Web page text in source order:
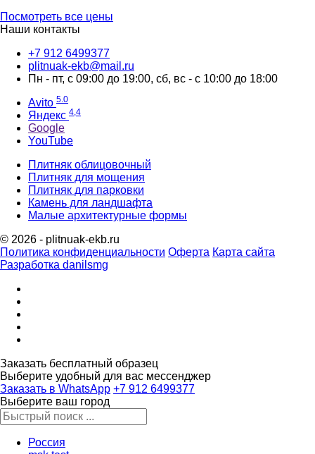
Посмотреть все цены
Наши контакты
‪+7 912 6499377‬
plitnuak-ekb@mail.ru
Пн - пт, с 09:00 до 19:00, сб, вс - с 10:00 до 18:00
Avito 5.0
Яндекс 4,4
Google
YouTube
Плитняк облицовочный
Плитняк для мощения
Плитняк для парковки
Камень для ландшафта
Малые архитектурные формы
© 2026 - plitnuak-ekb.ru
Политика конфиденциальности Оферта Карта сайта
Разработка danilsmg
Заказать бесплатный образец
Выберите удобный для вас мессенджер
Заказать в WhatsApp ‪+7 912 6499377‬
Выберите ваш город
Россия